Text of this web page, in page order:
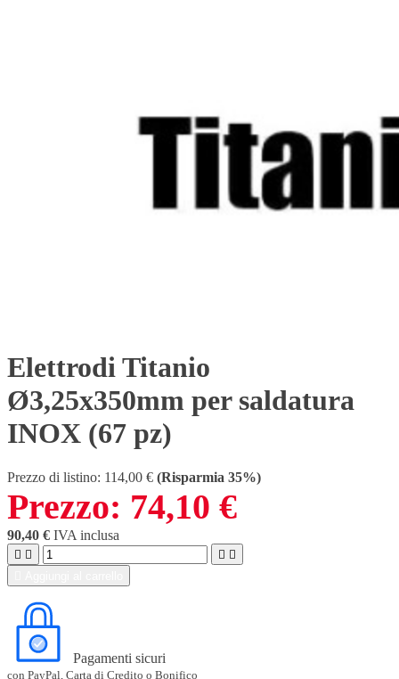
Elettrodi Titanio
Ø3,25x350mm per saldatura
INOX (67 pz)
Prezzo di listino: 114,00 € (Risparmia 35%)
Prezzo: 74,10 €
90,40 € IVA inclusa
   
Pagamenti sicuri
con PayPal, Carta di Credito o Bonifico